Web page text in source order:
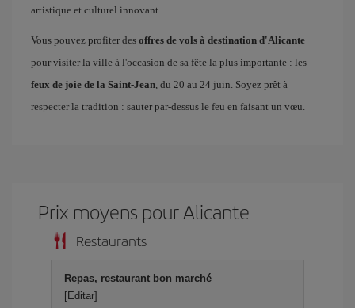
artistique et culturel innovant.
Vous pouvez profiter des offres de vols à destination d'Alicante
pour visiter la ville à l'occasion de sa fête la plus importante : les
feux de joie de la Saint-Jean, du 20 au 24 juin. Soyez prêt à
respecter la tradition : sauter par-dessus le feu en faisant un vœu.
Prix ​​moyens pour Alicante
Restaurants
Repas, restaurant bon marché
[Editar]